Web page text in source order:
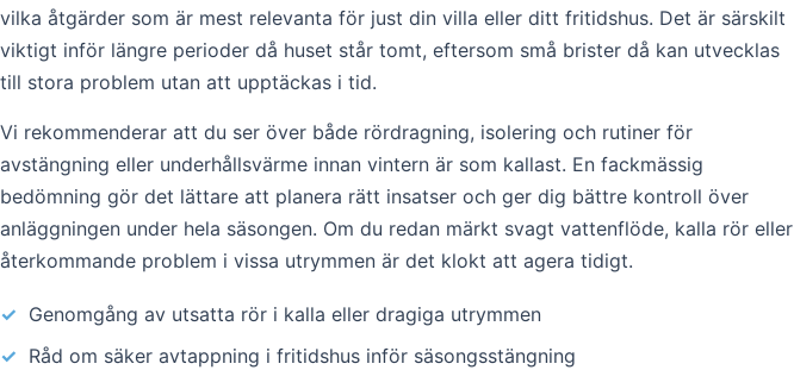
vilka åtgärder som är mest relevanta för just din villa eller ditt fritidshus. Det är särskilt
viktigt inför längre perioder då huset står tomt, eftersom små brister då kan utvecklas
till stora problem utan att upptäckas i tid.
Vi rekommenderar att du ser över både rördragning, isolering och rutiner för
avstängning eller underhållsvärme innan vintern är som kallast. En fackmässig
bedömning gör det lättare att planera rätt insatser och ger dig bättre kontroll över
anläggningen under hela säsongen. Om du redan märkt svagt vattenflöde, kalla rör eller
återkommande problem i vissa utrymmen är det klokt att agera tidigt.
✓ Genomgång av utsatta rör i kalla eller dragiga utrymmen
✓ Råd om säker avtappning i fritidshus inför säsongsstängning